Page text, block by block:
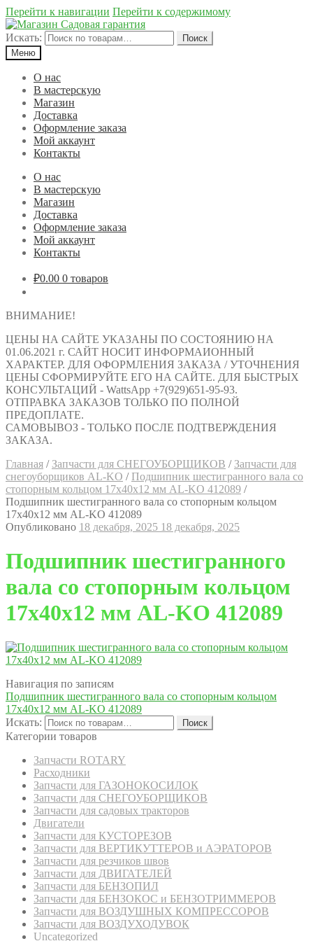
Перейти к навигации Перейти к содержимому
Искать:
Поиск
Меню
О нас
В мастерскую
Магазин
Доставка
Оформление заказа
Мой аккаунт
Контакты
О нас
В мастерскую
Магазин
Доставка
Оформление заказа
Мой аккаунт
Контакты
₽0.00 0 товаров
ВНИМАНИЕ!
ЦЕНЫ НА САЙТЕ УКАЗАНЫ ПО СОСТОЯНИЮ НА
01.06.2021 г. САЙТ НОСИТ ИНФОРМАИОННЫЙ
ХАРАКТЕР. ДЛЯ ОФОРМЛЕНИЯ ЗАКАЗА / УТОЧНЕНИЯ
ЦЕНЫ СФОРМИРУЙТЕ ЕГО НА САЙТЕ. ДЛЯ БЫСТРЫХ
КОНСУЛЬТАЦИЙ - WattsApp +7(929)651-95-93.
ОТПРАВКА ЗАКАЗОВ ТОЛЬКО ПО ПОЛНОЙ
ПРЕДОПЛАТЕ.
САМОВЫВОЗ - ТОЛЬКО ПОСЛЕ ПОДТВЕРЖДЕНИЯ
ЗАКАЗА.
Главная / Запчасти для СНЕГОУБОРЩИКОВ / Запчасти для
снегоуборщиков AL-KO / Подшипник шестигранного вала со
стопорным кольцом 17x40x12 мм AL-KO 412089 /
Подшипник шестигранного вала со стопорным кольцом
17x40x12 мм AL-KO 412089
Опубликовано 18 декабря, 2025 18 декабря, 2025
Подшипник шестигранного
вала со стопорным кольцом
17x40x12 мм AL-KO 412089
Навигация по записям
Подшипник шестигранного вала со стопорным кольцом
17x40x12 мм AL-KO 412089
Искать:
Поиск
Категории товаров
Запчасти ROTARY
Расходники
Запчасти для ГАЗОНОКОСИЛОК
Запчасти для СНЕГОУБОРЩИКОВ
Запчасти для садовых тракторов
Двигатели
Запчасти для КУСТОРЕЗОВ
Запчасти для ВЕРТИКУТТЕРОВ и АЭРАТОРОВ
Запчасти для резчиков швов
Запчасти для ДВИГАТЕЛЕЙ
Запчасти для БЕНЗОПИЛ
Запчасти для БЕНЗОКОС и БЕНЗОТРИММЕРОВ
Запчасти для ВОЗДУШНЫХ КОМПРЕССОРОВ
Запчасти для ВОЗДУХОДУВОК
Uncategorized